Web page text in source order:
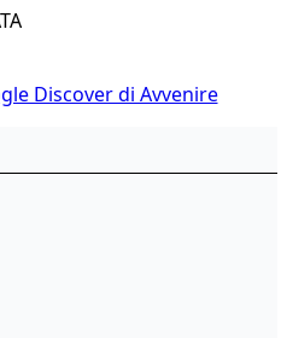
Discover di Avvenire